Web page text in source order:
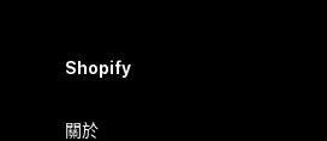
Shopify
關於